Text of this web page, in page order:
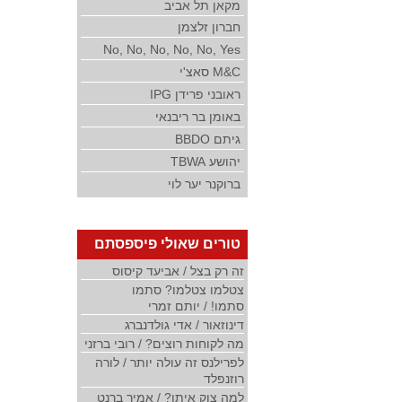
מקאן תל אביב
חברון זלצמן
No, No, No, No, No, Yes
M&C סאצ'י
ראובני פרידן IPG
באומן בר ריבנאי
גיתם BBDO
יהושע TBWA
ברוקנר יער לוי
טורים שאולי פיספסתם
זה רק בצל / אביעד קיסוס
צטלמו צטלמו? סתמו
סתמו! / יותם זמרי
דינוזאור / אדי גולדנברג
מה לקוחות רוצים? / רובי ברזני
לפרילנס זה עולה יותר / לורה
רוזנפלד
למה צוק איתן? / אמיר ברנט